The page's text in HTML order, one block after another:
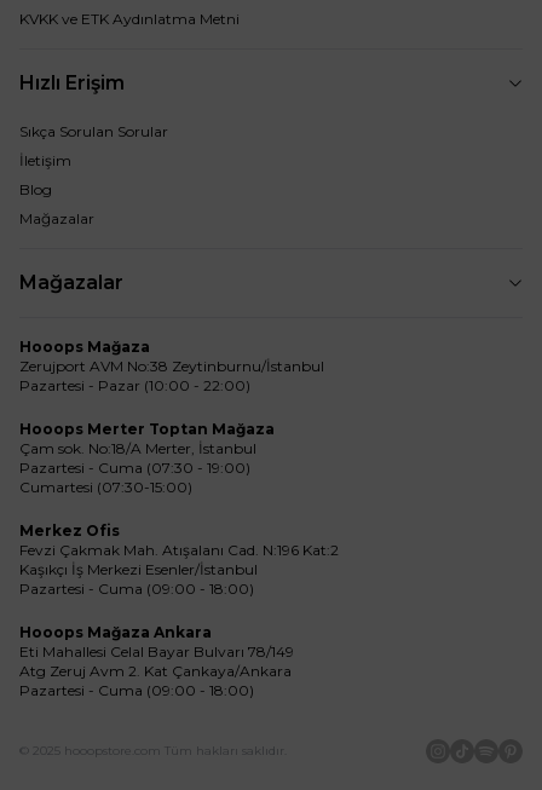
KVKK ve ETK Aydınlatma Metni
Hızlı Erişim
Sıkça Sorulan Sorular
İletişim
Blog
Mağazalar
Mağazalar
Hooops Mağaza
Zerujport AVM No:38 Zeytinburnu/İstanbul
Pazartesi - Pazar (10:00 - 22:00)
Hooops Merter Toptan Mağaza
Çam sok. No:18/A Merter, İstanbul
Pazartesi - Cuma (07:30 - 19:00)
Cumartesi (07:30-15:00)
Merkez Ofis
Fevzi Çakmak Mah. Atışalanı Cad. N:196 Kat:2
Kaşıkçı İş Merkezi Esenler/İstanbul
Pazartesi - Cuma (09:00 - 18:00)
Hooops Mağaza Ankara
Eti Mahallesi Celal Bayar Bulvarı 78/149
Atg Zeruj Avm 2. Kat Çankaya/Ankara
Pazartesi - Cuma (09:00 - 18:00)
© 2025 hooopstore.com Tüm hakları saklıdır.